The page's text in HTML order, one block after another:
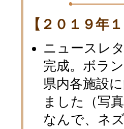
【２０１９年
ニュースレ
完成。ボラ
県内各施設
ました（写
なんで、ネ